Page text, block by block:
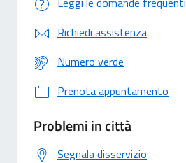
Richiedi assistenza
Numero verde
Prenota appuntamento
Problemi in città
Segnala disservizio